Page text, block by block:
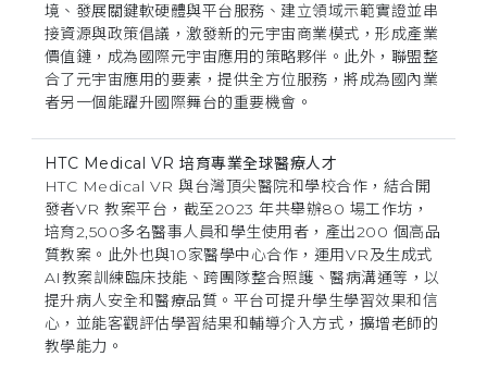
境、發展關鍵軟硬體與平台服務、建立領域示範實證並串
接資源與政策倡議，激發新的元宇宙商業模式，形成產業
價值鏈，成為國際元宇宙應用的策略夥伴。此外，聯盟整
合了元宇宙應用的要素，提供全方位服務，將成為國內業
者另一個能躍升國際舞台的重要機會。
HTC Medical VR 培育專業全球醫療人才
HTC Medical VR 與台灣頂尖醫院和學校合作，結合開
發者VR 教案平台，截至2023 年共舉辦80 場工作坊，
培育2,500多名醫事人員和學生使用者，產出200 個高品
質教案。此外也與10家醫學中心合作，運用VR及生成式
AI教案訓練臨床技能、跨團隊整合照護、醫病溝通等，以
提升病人安全和醫療品質。平台可提升學生學習效果和信
心，並能客觀評估學習結果和輔導介入方式，擴增老師的
教學能力。